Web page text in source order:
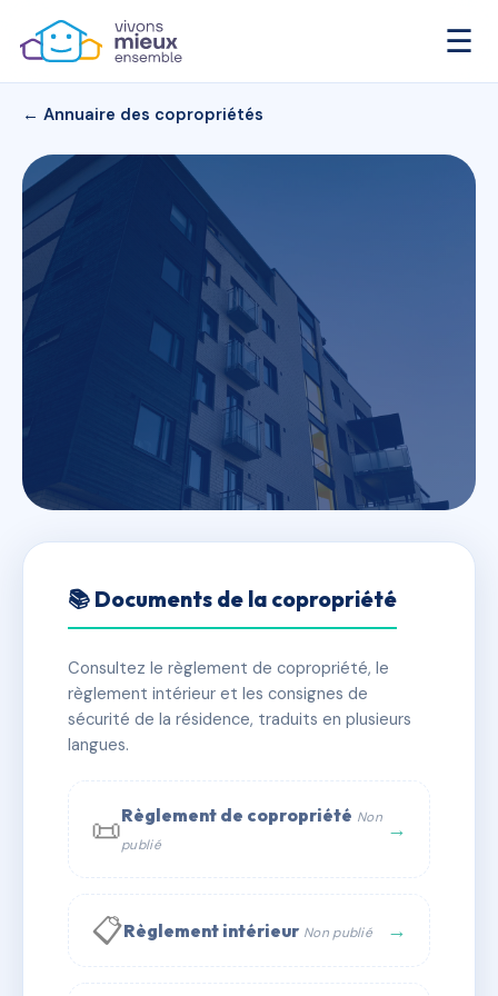
☰
← Annuaire des copropriétés
11 BOULEVARD LEDRU
ROLLIN
📍 11 bd ledru rollin 13015 Marseille
⚠ IMMATRICULEE_RATTACHEMENT_EXPIRE
⚠ Admin. provisoire
📞 Contacter Syndic Digital 💬 WhatsApp
✉ Email
📚 Documents de la copropriété
Consultez le règlement de copropriété, le
règlement intérieur et les consignes de
sécurité de la résidence, traduits en plusieurs
langues.
📜Règlement de copropriété Non
publié
→
📋Règlement intérieur Non publié →